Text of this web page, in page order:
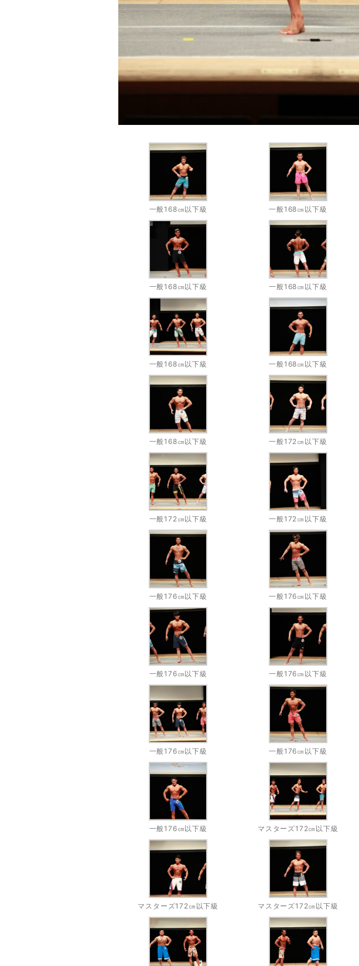
一般168㎝以下級 一般168㎝以下級
一般168㎝以下級 一般168㎝以下級
一般168㎝以下級 一般168㎝以下級
一般168㎝以下級 一般172㎝以下級
一般172㎝以下級 一般172㎝以下級
一般176㎝以下級 一般176㎝以下級
一般176㎝以下級 一般176㎝以下級
一般176㎝以下級 一般176㎝以下級
一般176㎝以下級 マスターズ172㎝以下級
マスターズ172㎝以下級 マスターズ172㎝以下級